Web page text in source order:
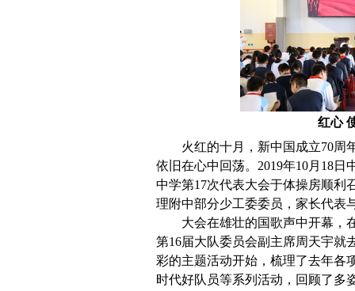
红心
火红的十月，新中国成立70周
依旧在心中回荡。2019年10月18
中学第17次代表大会于体操房顺利
理附中部分少工委委员，家长代表
大会在雄壮的国歌声中开幕，
第16届大队委员会副主席周天宇就
彩的主题活动开始，梳理了去年各
时代好队员等系列活动，回顾了多